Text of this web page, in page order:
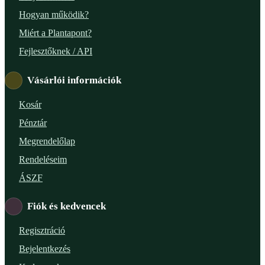
Hogyan működik?
Miért a Plantapont?
Fejlesztőknek / API
Vásárlói információk
Kosár
Pénztár
Megrendelőlap
Rendeléseim
ÁSZF
Fiók és kedvencek
Regisztráció
Bejelentkezés